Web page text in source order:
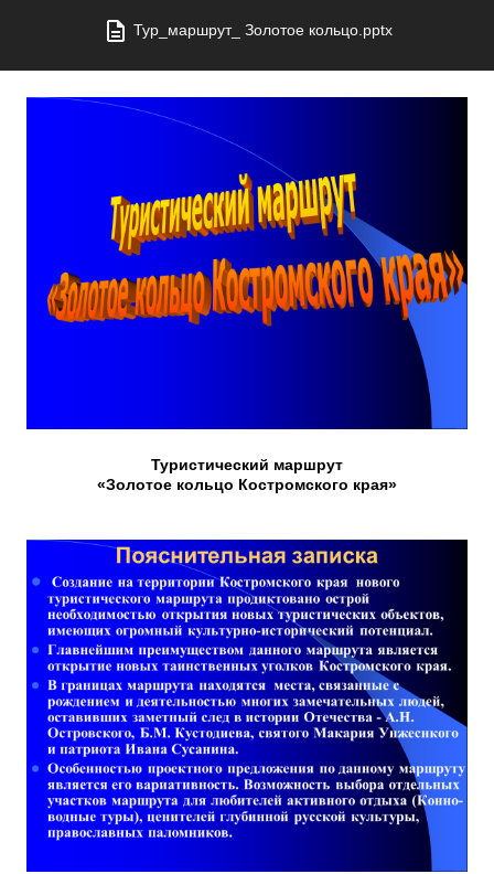
Тур_маршрут_ Золотое кольцо.pptx
Туристический маршрут
«Золотое кольцо Костромского края»